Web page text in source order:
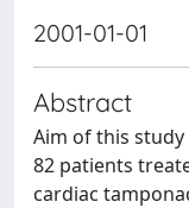
2001-01-01
Abstract
Aim of this
82 patients
cardiac